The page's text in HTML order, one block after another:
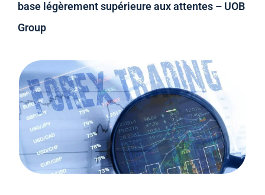
base légèrement supérieure aux attentes – UOB
Group